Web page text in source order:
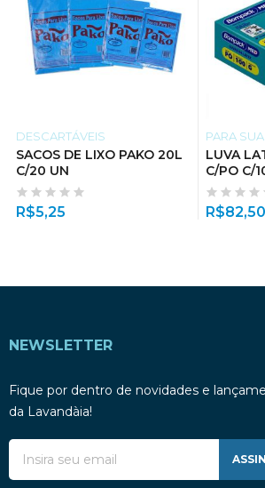
DESCARTÁVEIS
SACOS DE LIXO PAKO 20L
C/20 UN
R$5,25
PARA
LUVA
C/PO C/
R$82,50
NEWSLETTER
Fique por dentro de novidades e
da Lavandàia!